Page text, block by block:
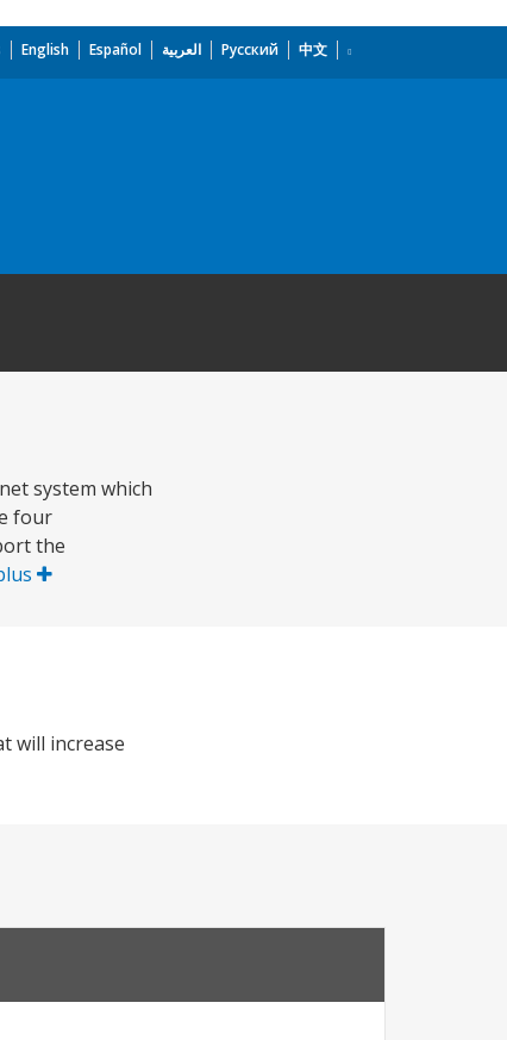
English Español العربية Русский 中文
system which
four
the
will increase